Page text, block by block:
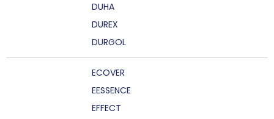
DUHA
DUREX
DURGOL
ECOVER
EESSENCE
EFFECT